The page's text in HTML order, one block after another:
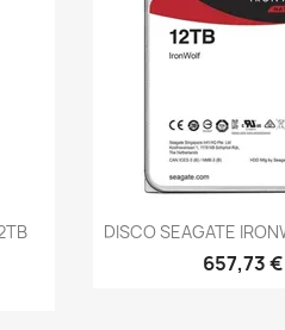
Vista
DISCO SEAGATE
657,73 €